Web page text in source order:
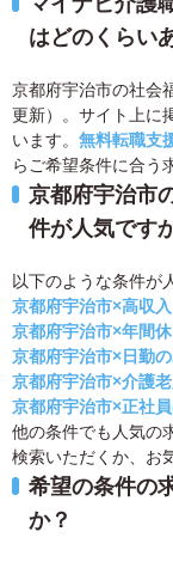
はどのくらい
京都府宇治市の社会
更新）。サイト上に
います。 無料転職支
らご希望条件に合う
京都府宇治市
件が人気です
以下のような条件が
京都府宇治市×高収入
京都府宇治市×年間
京都府宇治市×日勤
京都府宇治市×介護
京都府宇治市×正社
他の条件でも人気の
検索いただくか、お
希望の条件の
か？